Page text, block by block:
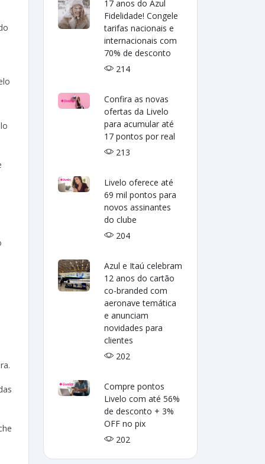
17 anos do Azul
Fidelidade! Congele
tarifas nacionais e
internacionais com
70% de desconto
214
Confira as novas
ofertas da Livelo
para acumular até
17 pontos por real
213
Livelo oferece até
69 mil pontos para
novos assinantes
do clube
204
Azul e Itaú celebram
12 anos do cartão
co-branded com
aeronave temática
e anunciam
novidades para
clientes
202
Compre pontos
Livelo com até 56%
de desconto + 3%
OFF no pix
202